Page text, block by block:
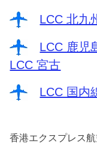
LCC 北九
LCC 鹿児
LCC 宮古
LCC 国内
香港エクスプレス